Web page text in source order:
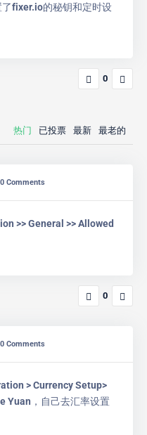
fixer.io的秘钥和定时设
0
热门 已投票 最新 最老的
0 Comments
>> General >> Allowed
0
0 Comments
> Currency Setup>
Yuan，自己去汇率设置